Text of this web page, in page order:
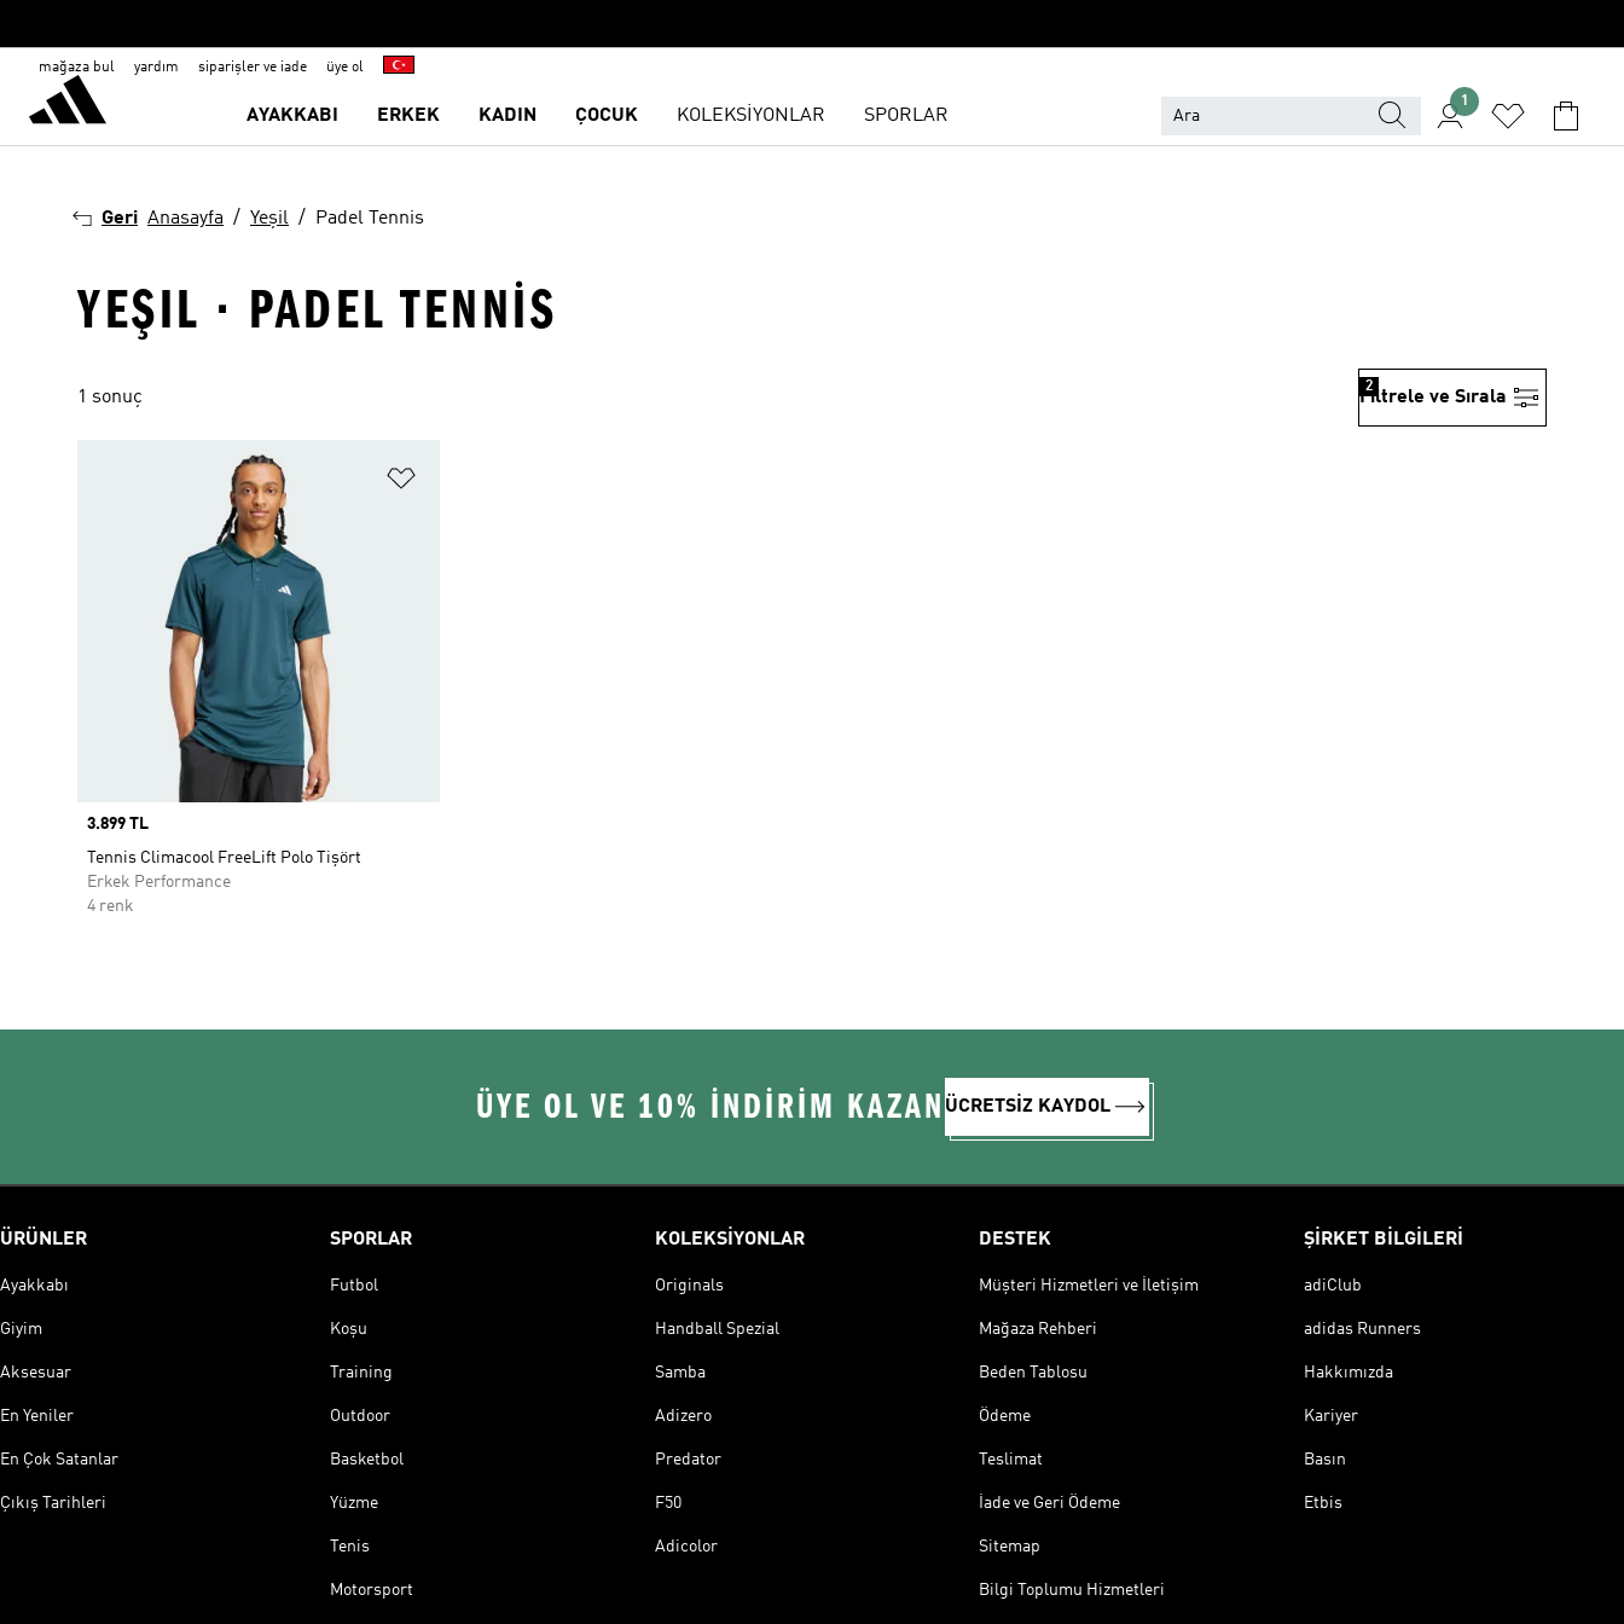
mağaza bul yardım siparişler ve iade üye ol
AYAKKABI ERKEK KADIN ÇOCUK KOLEKSİYONLAR SPORLAR
1
Geri Anasayfa Yeşil Padel Tennis
YEŞIL · PADEL TENNIS
1 sonuç Filtrele ve Sırala
2
Price
3.899 TL
Tennis Climacool FreeLift Polo Tişört
Erkek Performance
4 renk
ÜYE OL VE 10% İNDİRİM KAZAN ÜCRETSİZ KAYDOL
ÜRÜNLER
Ayakkabı
Giyim
Aksesuar
En Yeniler
En Çok Satanlar
Çıkış Tarihleri
SPORLAR
Futbol
Koşu
Training
Outdoor
Basketbol
Yüzme
Tenis
Motorsport
KOLEKSİYONLAR
Originals
Handball Spezial
Samba
Adizero
Predator
F50
Adicolor
DESTEK
Müşteri Hizmetleri ve İletişim
Mağaza Rehberi
Beden Tablosu
Ödeme
Teslimat
İade ve Geri Ödeme
Sitemap
Bilgi Toplumu Hizmetleri
ŞİRKET BİLGİLERİ
adiClub
adidas Runners
Hakkımızda
Kariyer
Basın
Etbis